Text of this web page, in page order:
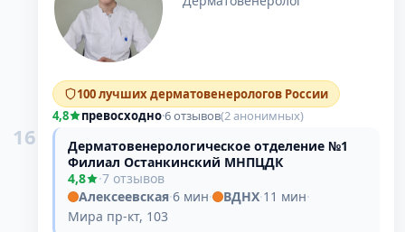
16
100 лучших дерматовенерологов России
4,8
превосходно·6 отзывов(2 анонимных)
Дерматовенерологическое отделение №1
Филиал Останкинский МНПЦДК
4,8
·7 отзывов
Алексеевская·6 мин· ВДНХ·11 мин·
Мира пр-кт, 103